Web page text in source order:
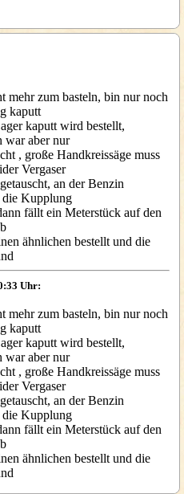
mehr zum basteln, bin nur noch
kaputt
kaputt wird bestellt,
war aber nur
, große Handkreissäge muss
Vergaser
an der Benzin
die Kupplung
fällt ein Meterstück auf den
ähnlichen bestellt und die
Uhr:
mehr zum basteln, bin nur noch
kaputt
kaputt wird bestellt,
war aber nur
, große Handkreissäge muss
Vergaser
an der Benzin
die Kupplung
fällt ein Meterstück auf den
ähnlichen bestellt und die